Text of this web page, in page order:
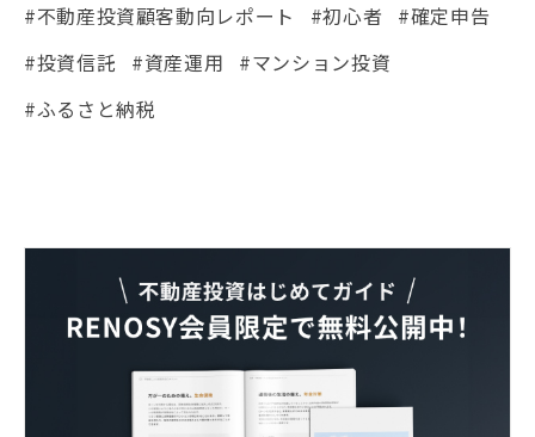
#不動産投資顧客動向レポート
#初心者
#確定申告
#投資信託
#資産運用
#マンション投資
#ふるさと納税